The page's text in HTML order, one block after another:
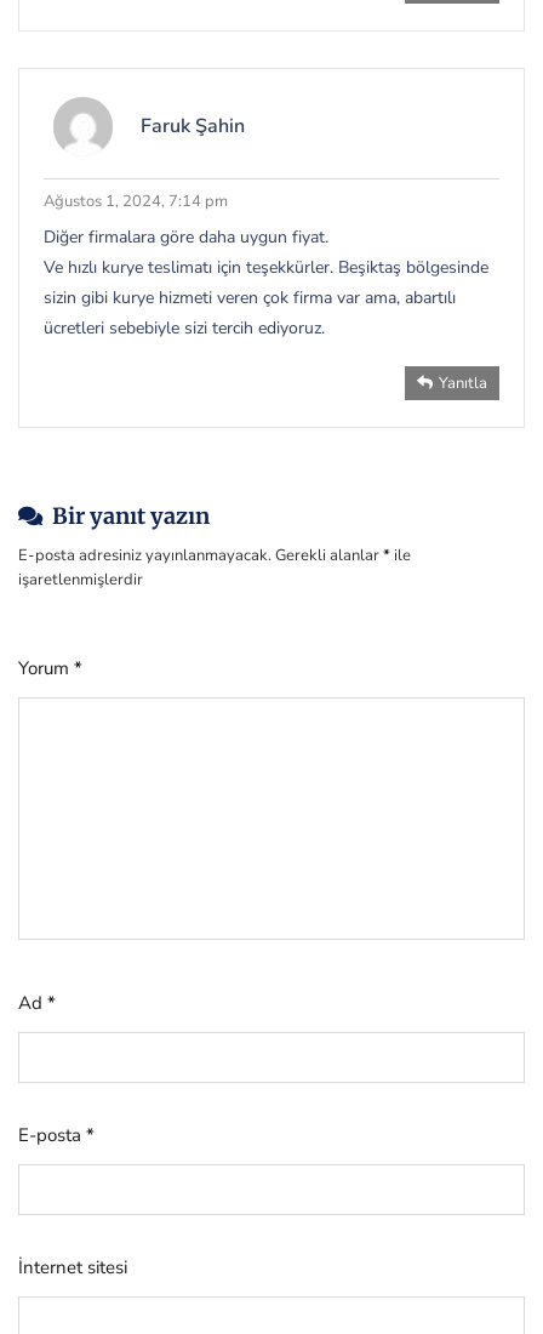
Faruk Şahin
Ağustos 1, 2024, 7:14 pm
Diğer firmalara göre daha uygun fiyat.
Ve hızlı kurye teslimatı için teşekkürler. Beşiktaş bölgesinde
sizin gibi kurye hizmeti veren çok firma var ama, abartılı
ücretleri sebebiyle sizi tercih ediyoruz.
Yanıtla
Bir yanıt yazın
E-posta adresiniz yayınlanmayacak.Gerekli alanlar* ile
işaretlenmişlerdir
Yorum *
Ad *
E-posta *
İnternet sitesi